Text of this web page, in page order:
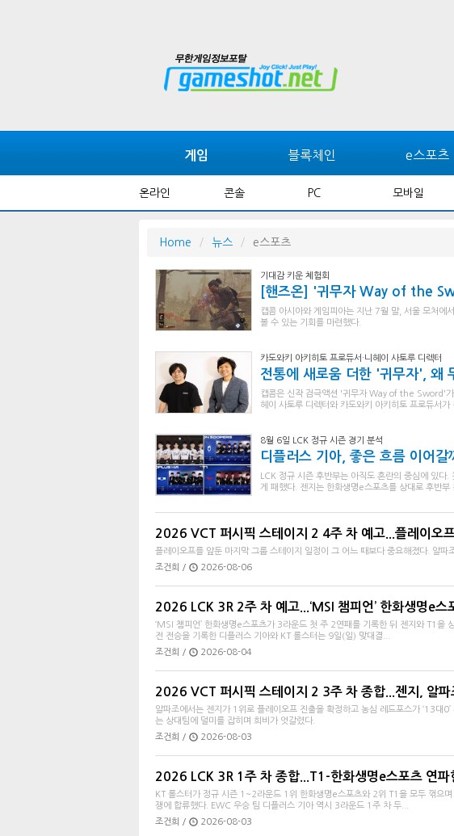
게임 블록체인 e스포츠
온라인 콘솔 PC 모바일
Home 뉴스 e스포츠
기대감 키운 체험회
[핸즈온] '귀무자 Way of the
캡콤 아시아와 게임피아는 지난 7월 말, 서울 모처
볼 수 있는 기회를 마련했다.
카도와키 아키히토 프로듀서·니헤이 사토루 디렉터
전통에 새로움 더한 '귀무자', 왜
캡콤은 신작 검극액션 '귀무자 Way of the Sword'가
헤이 사토루 디렉터와 카도와키 아키히토 프로듀서가
8월 6일 LCK 정규 시즌 경기 분석
디플러스 기아, 좋은 흐름 이어갈
LCK 정규 시즌 후반부는 아직도 혼란의 중심에 있다
게 패했다. 젠지는 한화생명e스포츠를 상대로 후반부
2026 VCT 퍼시픽 스테이지 2 4주 차 예고...플레이오프
플레이오프를 앞둔 마지막 그룹 스테이지 일정이 그 어느 때보다 중요해졌다. 알파
조건희 /
2026-08-06
2026 LCK 3R 2주 차 예고...‘MSI 챔피언’ 한화생명e스
‘MSI 챔피언’ 한화생명e스포츠가 3라운드 첫 주 2연패를 기록한 뒤 젠지와 T1을
전 전승을 기록한 디플러스 기아와 KT 롤스터는 9일(일) 맞대결...
조건희 /
2026-08-04
2026 VCT 퍼시픽 스테이지 2 3주 차 종합...젠지, 알파
알파조에서는 젠지가 1위로 플레이오프 진출을 확정하고 농심 레드포스가 ‘13대
는 상대팀에 덜미를 잡히며 희비가 엇갈렸다.
조건희 /
2026-08-03
2026 LCK 3R 1주 차 종합...T1-한화생명e스포츠 연파
KT 롤스터가 정규 시즌 1~2라운드 1위 한화생명e스포츠와 2위 T1을 모두 꺾으
쟁에 합류했다. EWC 우승 팀 디플러스 기아 역시 3라운드 1주 차 두...
조건희 /
2026-08-03